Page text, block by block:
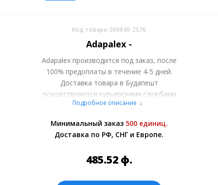
Код товара: 000840-2576
Adapalex -
Adapalex производится под заказ, после
100% предоплаты в течение 4-5 дней.
Доставка товара в Будапешт
осуществляется курьерскими службами
или самовывозом со склада в Москве.
менеджером.
Оплата производится в рублях. Цены на
06.08.2026. Текущий курс 10 руб.= 44.1386
Подробное описание
Минимальный заказ 500 единиц.
Доставка по РФ, СНГ и Европе.
485.52 ф.